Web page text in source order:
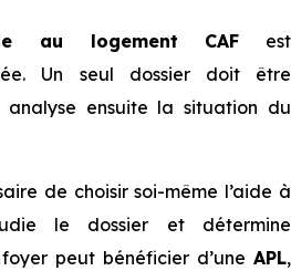
au logement CAF est
Un seul dossier doit être
analyse ensuite la situation du
de choisir soi-même l’aide à
le dossier et détermine
peut bénéficier d’une APL,